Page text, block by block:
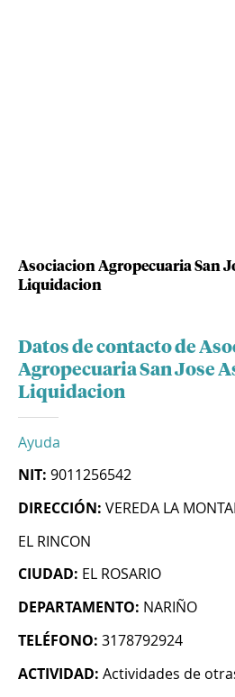
Asociacion Agropecuaria San
Liquidacion
Datos de contacto de
Agropecuaria San Jose
Liquidacion
Ayuda
NIT: 9011256542
DIRECCIÓN: VEREDA LA
EL RINCON
CIUDAD: EL ROSARIO
DEPARTAMENTO: NARIÑO
TELÉFONO: 3178792924
ACTIVIDAD: Actividades de